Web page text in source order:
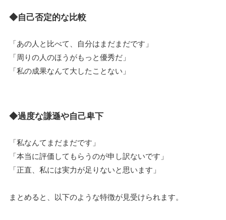
◆自己否定的な比較
「あの人と比べて、自分はまだまだです」
「周りの人のほうがもっと優秀だ」
「私の成果なんて大したことない」
◆過度な謙遜や自己卑下
「私なんてまだまだです」
「本当に評価してもらうのが申し訳ないです」
「正直、私には実力が足りないと思います」
まとめると、以下のような特徴が見受けられます。